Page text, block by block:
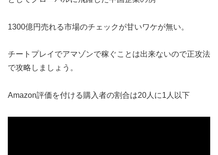
1300億円売れる市場のチェックが甘いワケが無い。
チートプレイでアマゾンで稼ぐことは出来ないので正攻法
で攻略しましょう。
Amazon評価を付ける購入者の割合は20人に1人以下